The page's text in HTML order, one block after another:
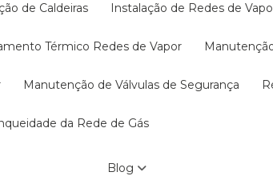
de Caldeiras Instalação de Redes de
Térmico Redes de Vapor
Manutenção de Válvulas de Segurança
da Rede de Gás
Blog